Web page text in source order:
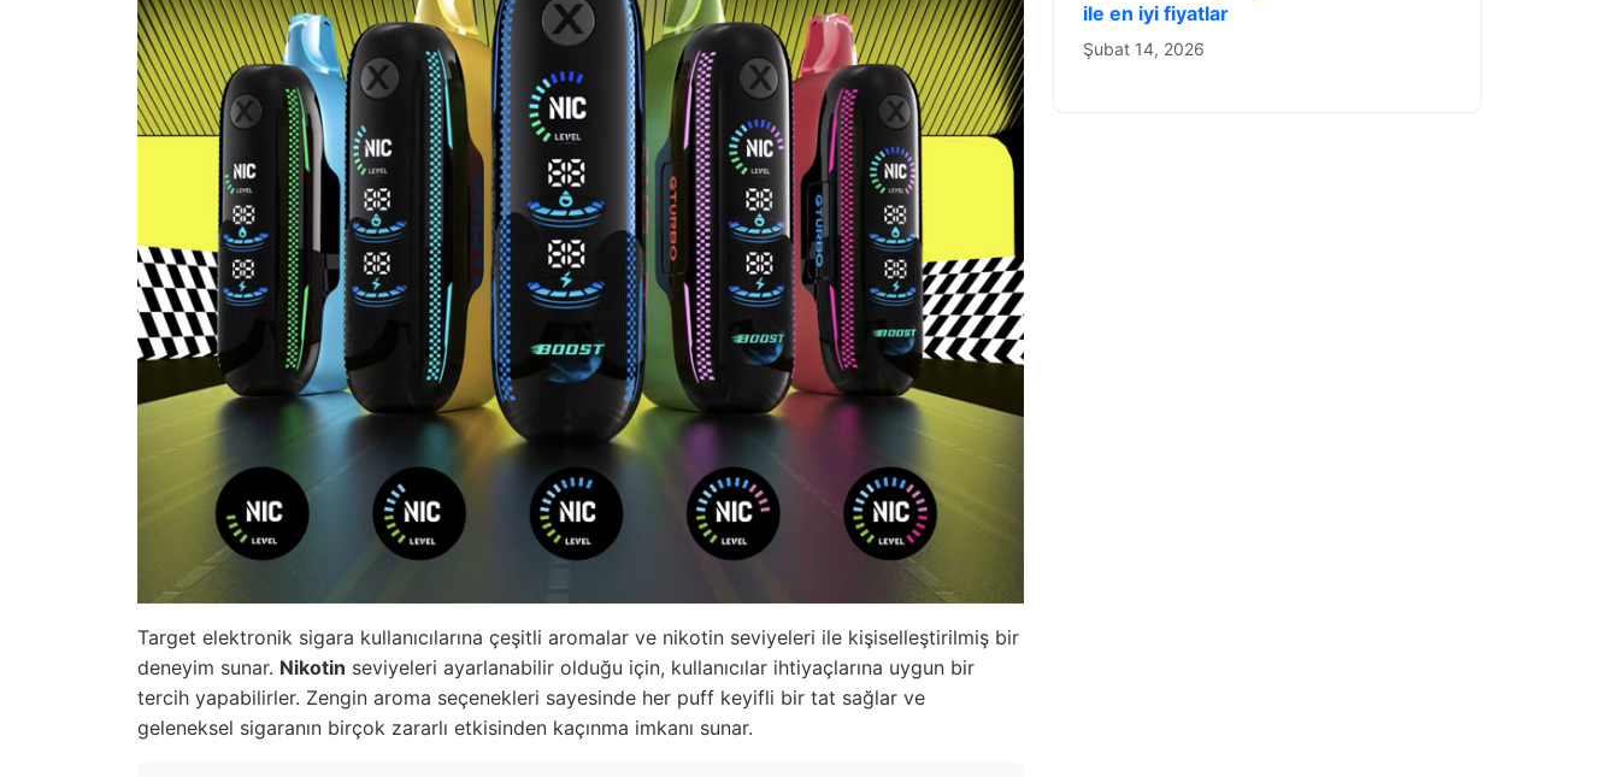
Target elektronik sigara kullanıcılarına çeşitli aromalar ve nikotin seviyeleri ile kişiselleştirilmiş bir
deneyim sunar. Nikotin seviyeleri ayarlanabilir olduğu için, kullanıcılar ihtiyaçlarına uygun bir
tercih yapabilirler. Zengin aroma seçenekleri sayesinde her puff keyifli bir tat sağlar ve
geleneksel sigaranın birçok zararlı etkisinden kaçınma imkanı sunar.
ile en iyi fiyatlar
Şubat 14, 2026